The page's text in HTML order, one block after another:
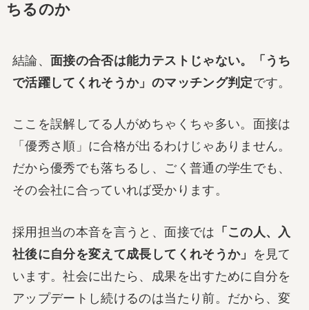
ちるのか
結論、 面接の合否は能力テストじゃない。「うち
で活躍してくれそうか」のマッチング判定です。
ここを誤解してる人がめちゃくちゃ多い。面接は
「優秀さ順」に合格が出るわけじゃありません。
だから優秀でも落ちるし、ごく普通の学生でも、
その会社に合っていれば受かります。
採用担当の本音を言うと、面接では 「この人、入
社後に自分を変えて成長してくれそうか」
を見て
います。社会に出たら、成果を出すために自分を
アップデートし続けるのは当たり前。だから、変